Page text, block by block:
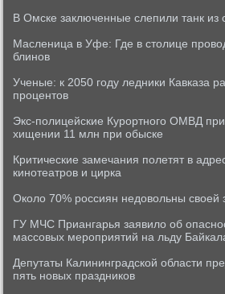
В Омске заключенные слепили танк из
Масленица в Уфе: Где в столице
блинов
Ученые: к 2050 году ледники Кавказа
процентов
Экс-полицейские Курортного ОМВД
хищении 11 млн при обыске
Критические замечания полетят в
кинотеатров и цирка
Около 70% россиян недовольны своей
ГУ МЧС Приангарья заявило об
массовых мероприятий на льду
Депутаты Калининградской области
пять новых праздников